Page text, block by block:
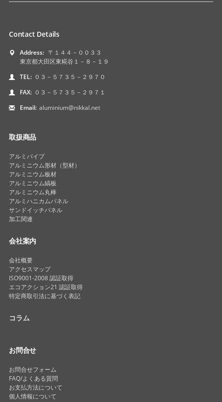
Contact Details
Address: 〒１４４－００３３
東京都大田区東糀谷１－８－１９
TEL: ０３－５７３５－２９７０
FAX: ０３－５７３５－２９７１
Email: aluminium@nikkal.net
取扱商品
アルミパイプ
アルミニウム形材（型材）
アルミニウム板材
アルミニウム縞板
アルミニウム丸棒
アルミハニカムパネル
サンドイッチパネル
加工関連
会社案内
会社概要
アクセスマップ
ISO9001-2008 認証取得
エコアクション21 認証取得
特定商取引法に基づく表記
コラム
お問合せ
お問合せフォーム
FAQ/よくある質問
お支払方法について
個人情報について